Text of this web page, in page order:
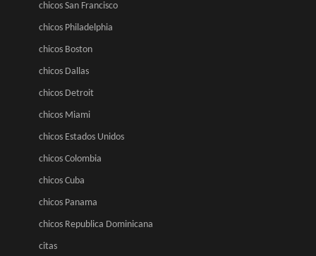
chicos San Francisco
chicos Philadelphia
chicos Boston
chicos Dallas
chicos Detroit
chicos Miami
chicos Estados Unidos
chicos Colombia
chicos Cuba
chicos Panama
chicos Republica Dominicana
citas